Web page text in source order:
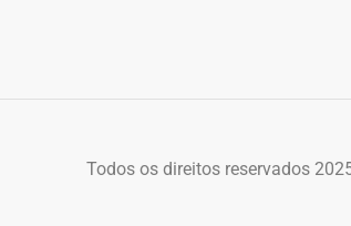
Todos os direitos reservados